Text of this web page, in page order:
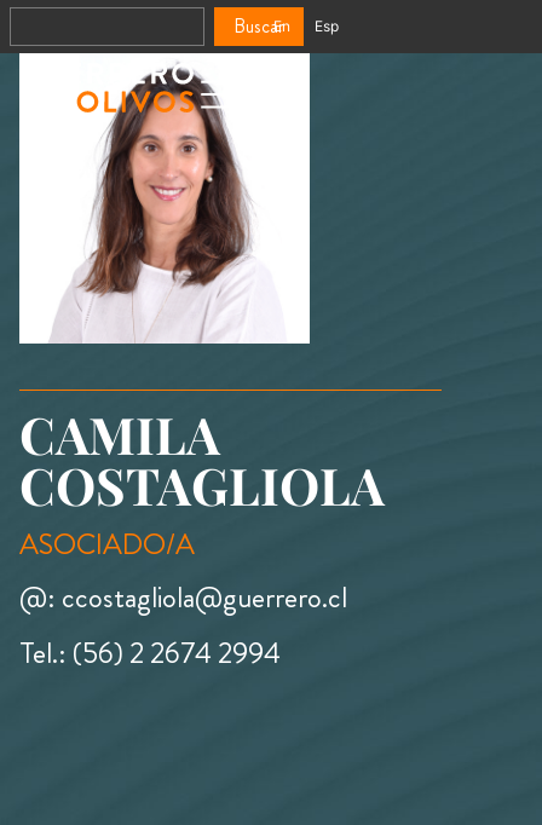
Buscar
En Esp
CAMILA
COSTAGLIOLA
ASOCIADO/A
@: ccostagliola@guerrero.cl
Tel.: (56) 2 2674 2994